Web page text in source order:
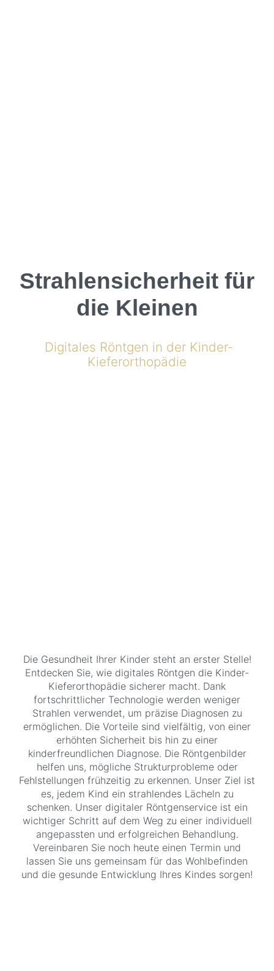
Strahlensicherheit für
die Kleinen
Digitales Röntgen in der Kinder-
Kieferorthopädie
Die Gesundheit Ihrer Kinder steht an erster Stelle!
Entdecken Sie, wie digitales Röntgen die Kinder-
Kieferorthopädie sicherer macht. Dank
fortschrittlicher Technologie werden weniger
Strahlen verwendet, um präzise Diagnosen zu
ermöglichen. Die Vorteile sind vielfältig, von einer
erhöhten Sicherheit bis hin zu einer
kinderfreundlichen Diagnose. Die Röntgenbilder
helfen uns, mögliche Strukturprobleme oder
Fehlstellungen frühzeitig zu erkennen. Unser Ziel ist
es, jedem Kind ein strahlendes Lächeln zu
schenken. Unser digitaler Röntgenservice ist ein
wichtiger Schritt auf dem Weg zu einer individuell
angepassten und erfolgreichen Behandlung.
Vereinbaren Sie noch heute einen Termin und
lassen Sie uns gemeinsam für das Wohlbefinden
und die gesunde Entwicklung Ihres Kindes sorgen!